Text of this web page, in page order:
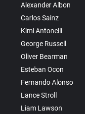
Alexander Albon
Carlos Sainz
Kimi Antonelli
George Russell
Oliver Bearman
Esteban Ocon
Fernando Alonso
Lance Stroll
Liam Lawson